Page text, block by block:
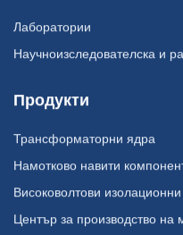
Лаборатории
Научноизследователска и
Продукти
Трансформаторни ядра
Намотково навити
Високоволтови
Център за производство на